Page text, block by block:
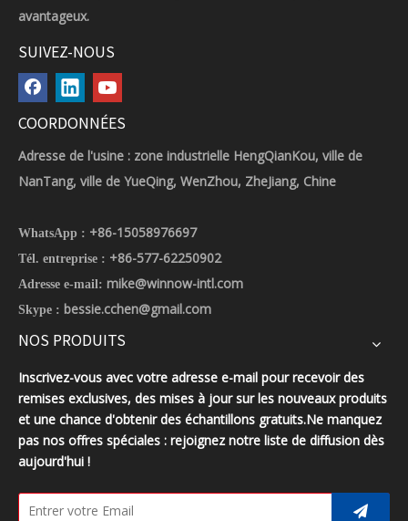
avantageux.
SUIVEZ-NOUS
COORDONNÉES
Adresse de l'usine : zone industrielle HengQianKou, ville de
NanTang, ville de YueQing, WenZhou, ZheJiang, Chine
WhatsApp : +86-15058976697
Tél. entreprise : +86-577-62250902
Adresse e-mail: mike@winnow-intl.com
Skype : bessie.cchen@gmail.com
NOS PRODUITS
Inscrivez-vous avec votre adresse e-mail pour recevoir des
remises exclusives, des mises à jour sur les nouveaux produits
et une chance d'obtenir des échantillons gratuits.Ne manquez
pas nos offres spéciales : rejoignez notre liste de diffusion dès
aujourd'hui !